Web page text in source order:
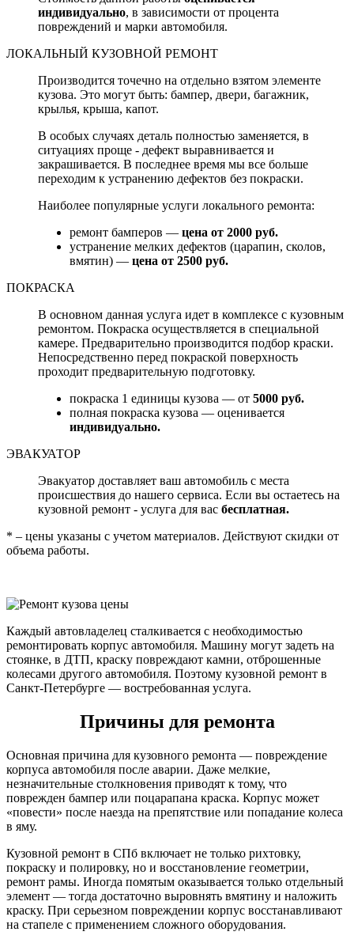
индивидуально, в зависимости от процента
повреждений и марки автомобиля.
ЛОКАЛЬНЫЙ КУЗОВНОЙ РЕМОНТ
Производится точечно на отдельно взятом элементе
кузова. Это могут быть: бампер, двери, багажник,
крылья, крыша, капот.
В особых случаях деталь полностью заменяется, в
ситуациях проще - дефект выравнивается и
закрашивается. В последнее время мы все больше
переходим к устранению дефектов без покраски.
Наиболее популярные услуги локального ремонта:
ремонт бамперов — цена от 2000 руб.
устранение мелких дефектов (царапин, сколов,
вмятин) — цена от 2500 руб.
ПОКРАСКА
В основном данная услуга идет в комплексе с кузовным
ремонтом. Покраска осуществляется в специальной
камере. Предварительно производится подбор краски.
Непосредственно перед покраской поверхность
проходит предварительную подготовку.
покраска 1 единицы кузова — от 5000 руб.
полная покраска кузова — оценивается
индивидуально.
ЭВАКУАТОР
Эвакуатор доставляет ваш автомобиль с места
происшествия до нашего сервиса. Если вы остаетесь на
кузовной ремонт - услуга для вас бесплатная.
* – цены указаны с учетом материалов. Действуют скидки от
объема работы.
Каждый автовладелец сталкивается с необходимостью
ремонтировать корпус автомобиля. Машину могут задеть на
стоянке, в ДТП, краску повреждают камни, отброшенные
колесами другого автомобиля. Поэтому кузовной ремонт в
Санкт-Петербурге — востребованная услуга.
Причины для ремонта
Основная причина для кузовного ремонта — повреждение
корпуса автомобиля после аварии. Даже мелкие,
незначительные столкновения приводят к тому, что
поврежден бампер или поцарапана краска. Корпус может
«повести» после наезда на препятствие или попадание колеса
в яму.
Кузовной ремонт в СПб включает не только рихтовку,
покраску и полировку, но и восстановление геометрии,
ремонт рамы. Иногда помятым оказывается только отдельный
элемент — тогда достаточно выровнять вмятину и наложить
краску. При серьезном повреждении корпус восстанавливают
на стапеле с применением сложного оборудования.